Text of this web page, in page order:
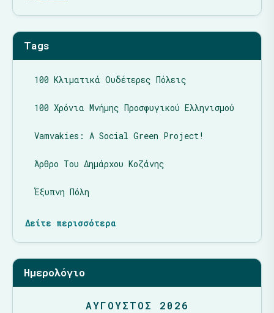
Tags
100 Κλιματικά Ουδέτερες Πόλεις
100 Χρόνια Μνήμης Προσφυγικού Ελληνισμού
Vamvakies: A Social Green Project!
Άρθρο Του Δημάρχου Κοζάνης
Έξυπνη Πόλη
Δείτε περισσότερα
Ημερολόγιο
ΑΎΓΟΥΣΤΟΣ 2026